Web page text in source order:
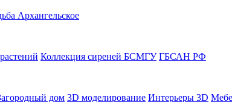
Архангельское
Коллекция сиреней БСМГУ ГБСАН РФ
дом 3D моделирование Интерьеры 3D